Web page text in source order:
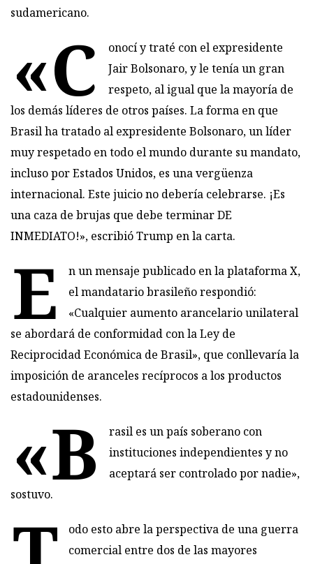
sudamericano.
«C
onocí y traté con el expresidente
Jair Bolsonaro, y le tenía un gran
respeto, al igual que la mayoría de
los demás líderes de otros países. La forma en que
Brasil ha tratado al expresidente Bolsonaro, un líder
muy respetado en todo el mundo durante su mandato,
incluso por Estados Unidos, es una vergüenza
internacional. Este juicio no debería celebrarse. ¡Es
una caza de brujas que debe terminar DE
INMEDIATO!», escribió Trump en la carta.
E
n un mensaje publicado en la plataforma X,
el mandatario brasileño respondió:
«Cualquier aumento arancelario unilateral
se abordará de conformidad con la Ley de
Reciprocidad Económica de Brasil», que conllevaría la
imposición de aranceles recíprocos a los productos
estadounidenses.
«B
rasil es un país soberano con
instituciones independientes y no
aceptará ser controlado por nadie»,
sostuvo.
odo esto abre la perspectiva de una guerra
comercial entre dos de las mayores